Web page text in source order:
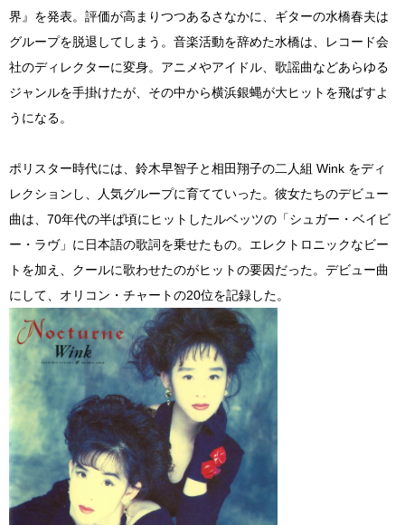
界』を発表。評価が高まりつつあるさなかに、ギターの水橋春夫は
グループを脱退してしまう。音楽活動を辞めた水橋は、レコード会
社のディレクターに変身。アニメやアイドル、歌謡曲などあらゆる
ジャンルを手掛けたが、その中から横浜銀蝿が大ヒットを飛ばすよ
うになる。
ポリスター時代には、鈴木早智子と相田翔子の二人組 Wink をディ
レクションし、人気グループに育てていった。彼女たちのデビュー
曲は、70年代の半ば頃にヒットしたルベッツの「シュガー・ベイビ
ー・ラヴ」に日本語の歌詞を乗せたもの。エレクトロニックなビー
トを加え、クールに歌わせたのがヒットの要因だった。デビュー曲
にして、オリコン・チャートの20位を記録した。